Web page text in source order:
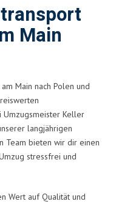
Main
Main nach Polen und
Umzugsmeister Keller
langjährigen
Team bieten wir dir einen
stressfrei und
Wert auf Qualität und